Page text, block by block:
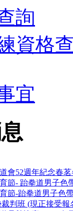
詢
資格
宜
會52週年紀念春
節- 跆拳道男子色
節-跆拳道男子色
裁判班 (現正接受報